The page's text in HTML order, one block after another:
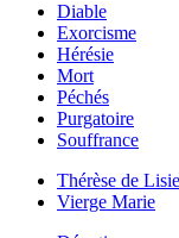
Diable
Exorcisme
Hérésie
Mort
Péchés
Purgatoire
Souffrance
Thérèse de
Vierge Marie